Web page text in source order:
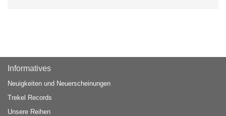
Informatives
Neuigkeiten und Neuerscheinungen
Trekel Records
Unsere Reihen